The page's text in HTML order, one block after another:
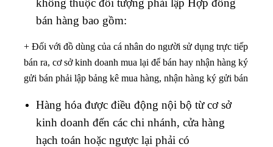
không thuộc đối tượng phải lập Hợp đồng
bán hàng bao gồm:
+ Đối với đồ dùng của cá nhân do người sử dụng trực tiếp
bán ra, cơ sở kinh doanh mua lại để bán hay nhận hàng ký
gửi bán phải lập bảng kê mua hàng, nhận hàng ký gửi bán
Hàng hóa được điều động nội bộ từ cơ sở
kinh doanh đến các chi nhánh, cửa hàng
hạch toán hoặc ngược lại phải có